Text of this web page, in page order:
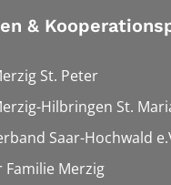
&
St. Peter
Hilbringen St.
Saar-Hochwald
Familie Merzig